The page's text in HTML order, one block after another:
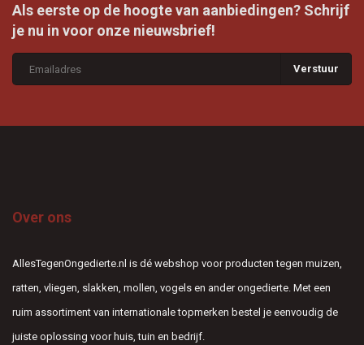
Als eerste op de hoogte van aanbiedingen? Schrijf
je nu in voor onze nieuwsbrief!
Verstuur
Over ons
AllesTegenOngedierte.nl is dé webshop voor producten tegen muizen,
ratten, vliegen, slakken, mollen, vogels en ander ongedierte. Met een
ruim assortiment van internationale topmerken bestel je eenvoudig de
juiste oplossing voor huis, tuin en bedrijf.